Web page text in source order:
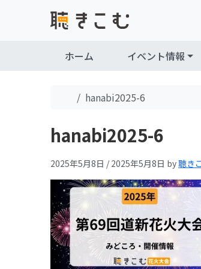
ホーム イベント情報
Home
hanabi2025-6
hanabi2025-6
2025年5月8日 / 2025年5月8日 by聴き